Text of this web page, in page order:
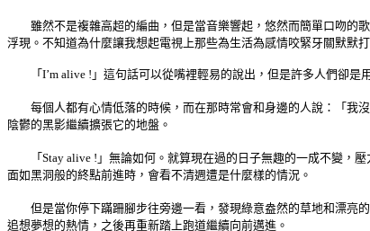
雖然不是複雜高超的編曲，但是當音樂響起，悠然而簡單口吻的歌
浮現。不知道為什麼讓我想起電視上那些為生活為感情咬緊牙關默默
「I’m alive !」這句話可以從嘴裡輕易的說出，但是許多人們卻是
每個人都有心情低落的時候，而在那時常會和身邊的人說：「我
陰鬱的黑影繼續擴張它的地盤。
「Stay alive !」無論如何。就算現在過的日子無趣的一成不變，壓
面如黑洞般的終點前進時，會看不清週遭是什麼樣的情況。
但是當你停下蹣跚腳步往旁邊一看，發現綠意盎然的草地和漂亮的
追想夢想的熱情，之後再重新踏上跑道繼續向前邁進。